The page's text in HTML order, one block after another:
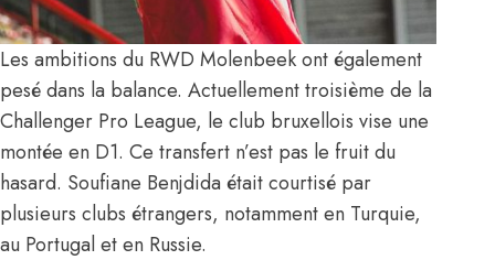
Les ambitions du RWD Molenbeek ont également
pesé dans la balance. Actuellement troisième de la
Challenger Pro League, le club bruxellois vise une
montée en D1. Ce transfert n’est pas le fruit du
hasard. Soufiane Benjdida était courtisé par
plusieurs clubs étrangers, notamment en Turquie,
au Portugal et en Russie.